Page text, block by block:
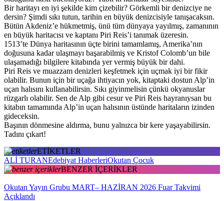
Bir haritayı en iyi şekilde kim çizebilir? Görkemli bir denizciye ne
dersin? Şimdi sıkı tutun, tarihin en büyük denizcisiyle tanışacaksın.
Bütün Akdeniz’e hükmetmiş, ünü tüm dünyaya yayılmış, zamanının
en büyük haritacısı ve kaptanı Piri Reis’i tanımak üzeresin.
1513’te Dünya haritasının üçte birini tamamlamış, Amerika’nın
doğusuna kadar ulaşmayı başarabilmiş ve Kristof Colomb’un bile
ulaşamadığı bilgilere kitabında yer vermiş büyük bir dahi.
Piri Reis ve muazzam denizleri keşfetmek için uçmak iyi bir fikir
olabilir. Bunun için bir uçağa ihtiyacın yok, kitaptaki dostun Alp’in
uçan halısını kullanabilirsin. Sıkı giyinmelisin çünkü okyanuslar
rüzgarlı olabilir. Sen de Alp gibi cesur ve Piri Reis hayranıysan bu
kitabın tamamında Alp’in uçan halısının üstünde haritaların izinden
gideceksin.
Başının dönmesine aldırma, bunu yalnızca bir kere yaşayabilirsin.
Tadını çıkart!
ETİKETLER
ALİ TURANEdebiyat HaberleriOkutan Çocuk
BENZER İÇERİKLER
Okutan Yayın Grubu MART– HAZİRAN 2026 Fuar Takvimi
Açıklandı